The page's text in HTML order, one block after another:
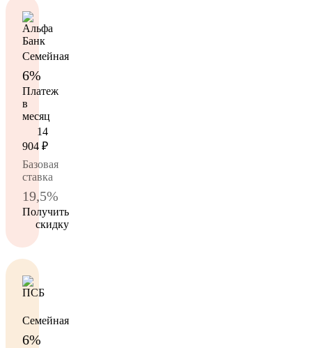
Семейная
6%
Платеж
в
месяц
14
904 ₽
Базовая
ставка
19,5%
Получить
скидку
Семейная
6%